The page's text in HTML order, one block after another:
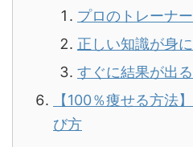
プロのトレーナ
正しい知識が身に
すぐに結果が出る
【100％痩せる方法
び方